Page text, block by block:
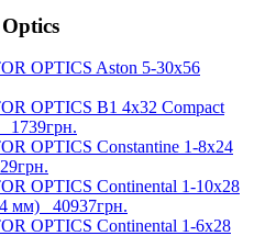
OPTICS Aston 5-30x56
OPTICS B1 4x32 Compact
1739грн.
OPTICS Constantine 1-8x24
OPTICS Continental 1-10x28
мм) 40937грн.
OPTICS Continental 1-6x28